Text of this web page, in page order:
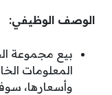
الوصف الوظيفي:
بيع مجموعة
المعلومات
وأسعارها،